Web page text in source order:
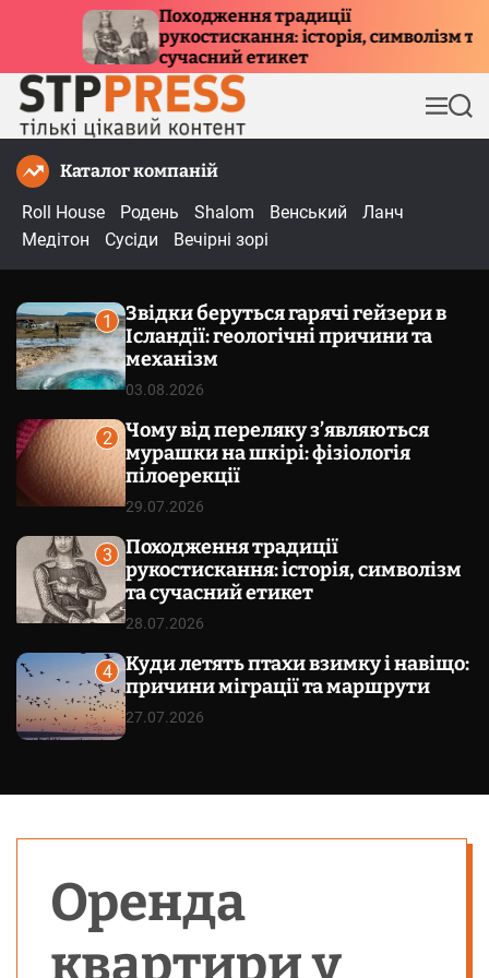
традиції
історія, символізм та
етикет
Куди летять
причини
М
е
П
о
Каталог компаній
Roll House
Родень Shalom Венський
Ланч
Медітон
Сусіди Вечірні зорі
1
Звідки беруться гарячі гейзери в
Ісландії: геологічні причини та
механізм
03.08.2026
2
Чому від переляку з’являються
мурашки на шкірі: фізіологія
пілоерекції
29.07.2026
3
Походження традиції
рукостискання: історія, символізм
та сучасний етикет
28.07.2026
4
Куди летять птахи взимку і навіщо:
причини міграції та маршрути
27.07.2026
Оренда
квартири у